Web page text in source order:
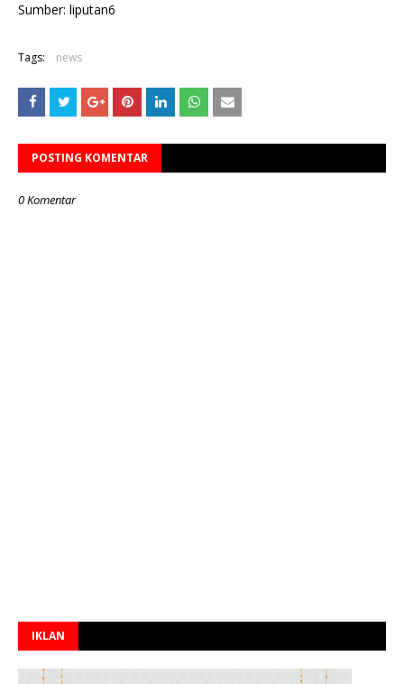
Sumber: liputan6
Tags: news
POSTING KOMENTAR
0 Komentar
IKLAN